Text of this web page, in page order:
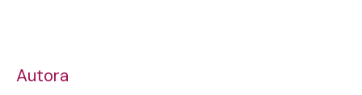
Autora